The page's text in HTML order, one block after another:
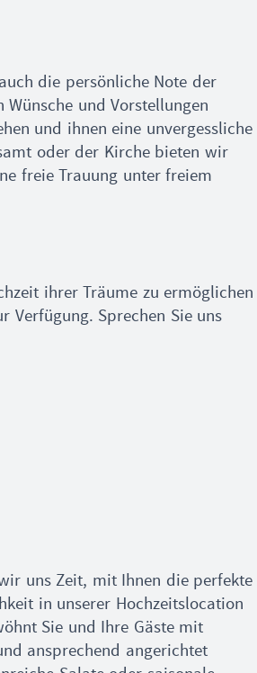
die persönliche Note der
und Vorstellungen
und ihnen eine unvergessliche
oder der Kirche bieten wir
freie Trauung unter freiem
ihrer Träume zu ermöglichen
Verfügung. Sprechen Sie uns
uns Zeit, mit Ihnen die perfekte
in unserer Hochzeitslocation
Sie und Ihre Gäste mit
ansprechend angerichtet